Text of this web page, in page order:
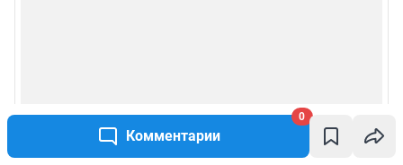
Комментарии
0